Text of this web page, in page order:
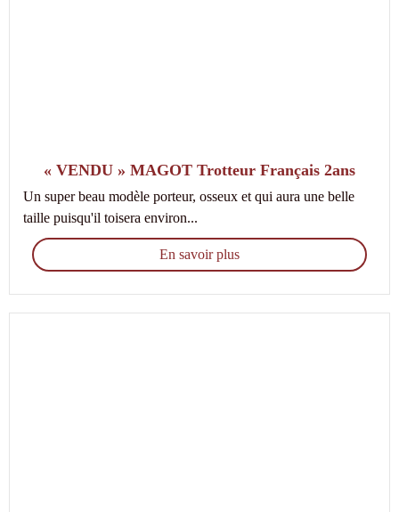
« VENDU » MAGOT Trotteur Français 2ans
Un super beau modèle porteur, osseux et qui aura une belle
taille puisqu'il toisera environ...
En savoir plus